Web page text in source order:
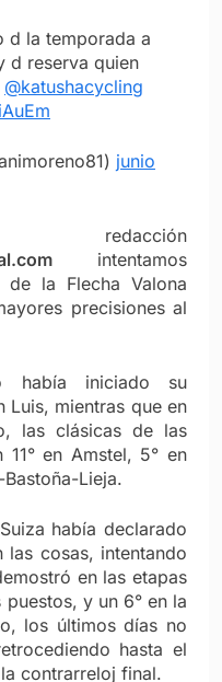
d la temporada a
d reserva quien
@katushacycling
junio
intentamos
la Flecha Valona
precisiones al
había iniciado su
Luis, mientras que en
las clásicas de las
en Amstel, 5° en
Bastoña-Lieja.
había declarado
cosas, intentando
en las etapas
y un 6° en la
los últimos días no
hasta el
contrarreloj final.